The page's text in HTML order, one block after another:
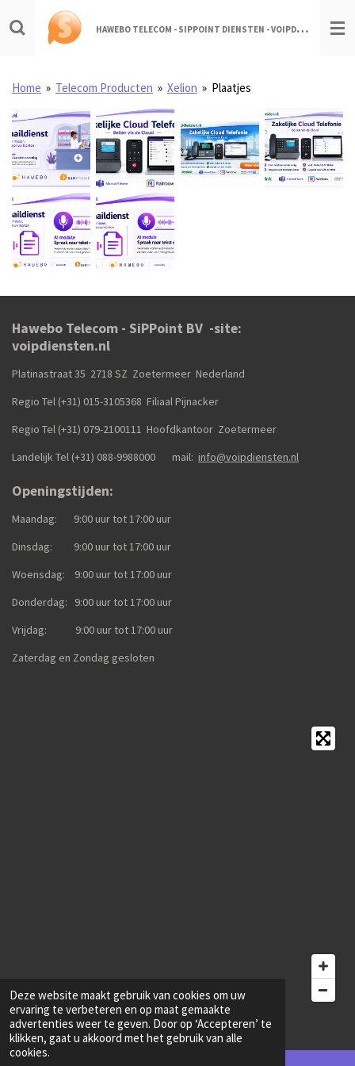
Deze website maakt gebruik van cookies om uw
ervaring te verbeteren en op maat gemaakte
advertenties weer te geven. Door op ‘Accepteren’ te
klikken, gaat u akkoord met het gebruik van alle
cookies.
direct
hoofdinhoud
H
AWEBO TELECOM - SIPPOINT DIENSTEN - VOIPDIENSTEN.NL
Home » Telecom Producten » Xelion » Plaatjes
Hawebo Telecom - SiPPoint BV -site:
voipdiensten.nl
Platinastraat 35 2718 SZ Zoetermeer Nederland
Regio Tel (+31) 015-3105368 Filiaal Pijnacker
Regio Tel (+31) 079-2100111 Hoofdkantoor Zoetermeer
Landelijk Tel (+31) 088-9988000 mail: info@voipdiensten.nl
Openingstijden:
Maandag: 9:00 uur tot 17:00 uur
Dinsdag: 9:00 uur tot 17:00 uur
Woensdag: 9:00 uur tot 17:00 uur
Donderdag: 9:00 uur tot 17:00 uur
Vrijdag: 9:00 uur tot 17:00 uur
Zaterdag en Zondag gesloten
© 2023 - 2024 VoipDiensten.nl